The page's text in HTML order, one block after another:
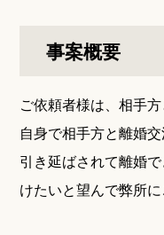
事案概要
ご依頼者様は、相手
自身で相手方と離婚
引き延ばされて離婚
けたいと望んで弊所